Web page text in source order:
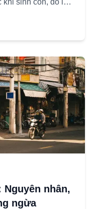
sinh con, đó là
nhân,
ngừa